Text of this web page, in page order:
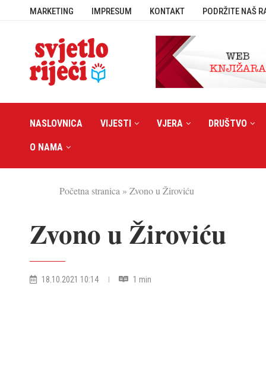
MARKETING IMPRESUM KONTAKT PODRŽITE NAŠ
NASLOVNICA VIJESTI VJERA DRUŠTVO
O NAMA
Početna stranica » Zvono u Žiroviću
Zvono u Žiroviću
18.10.2021 10:14 1 min